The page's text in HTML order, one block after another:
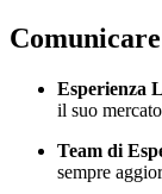
Esperienza
il suo
Team di
sempre